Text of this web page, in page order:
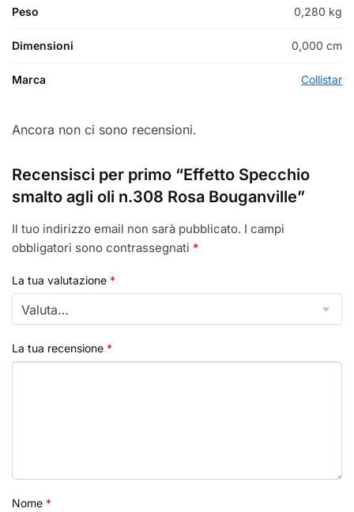
Peso 0,280 kg
Dimensioni 0,000 cm
Marca Collistar
Ancora non ci sono recensioni.
Recensisci per primo “Effetto Specchio
smalto agli oli n.308 Rosa Bouganville”
Il tuo indirizzo email non sarà pubblicato. I campi
obbligatori sono contrassegnati *
La tua valutazione *
La tua recensione *
Nome *